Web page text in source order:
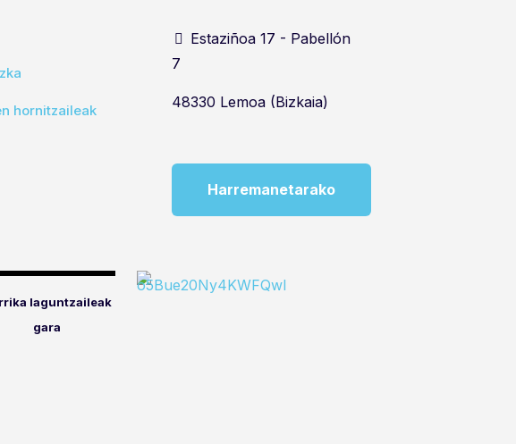
hornitzaileak
Estaziñoa 17 - Pabellón
7
48330 Lemoa (Bizkaia)
Harremanetarako
laguntzaileak
gara